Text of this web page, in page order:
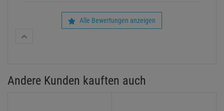
Alle Bewertungen anzeigen
Andere Kunden kauften auch